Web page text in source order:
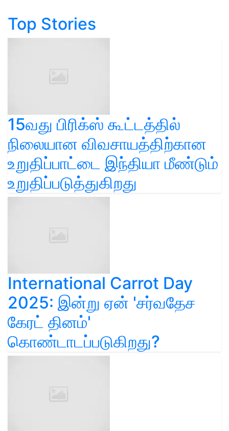
Top Stories
15வது பிரிக்ஸ் கூட்டத்தில்
நிலையான விவசாயத்திற்கான
உறுதிப்பாட்டை இந்தியா மீண்டும்
உறுதிப்படுத்துகிறது
International Carrot Day
2025: இன்று ஏன் 'சர்வதேச
கேரட் தினம்'
கொண்டாடப்படுகிறது?